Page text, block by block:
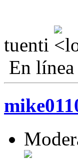
tuenti
En línea